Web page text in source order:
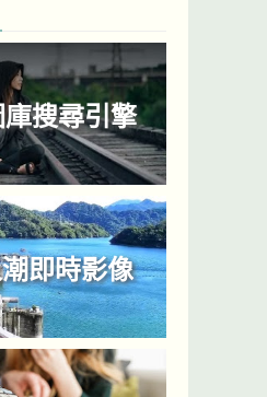
搜尋引擎
即時影像